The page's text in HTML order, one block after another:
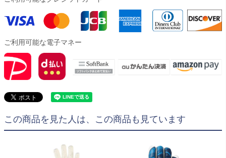
ご利用可能な電子マネー
この商品を見た人は、この商品も見ています